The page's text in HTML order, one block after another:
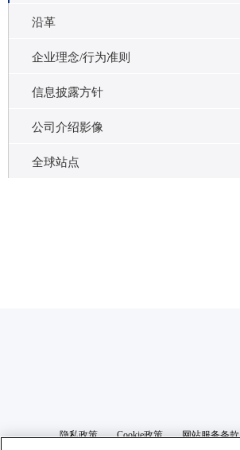
沿革
企业理念/行为准则
信息披露方针
公司介绍影像
全球站点
隐私政策 Cookie政策 网站服务条款